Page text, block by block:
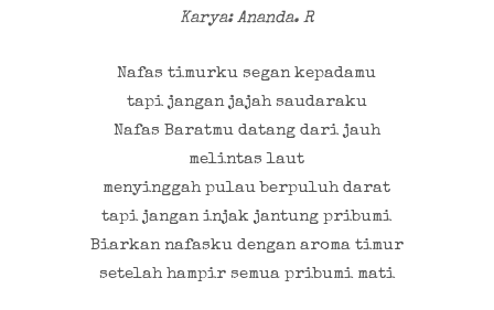
Karya: Ananda. R
Nafas timurku segan kepadamu
tapi jangan jajah saudaraku
Nafas Baratmu datang dari jauh
melintas laut
menyinggah pulau berpuluh darat
tapi jangan injak jantung pribumi
Biarkan nafasku dengan aroma timur
setelah hampir semua pribumi mati